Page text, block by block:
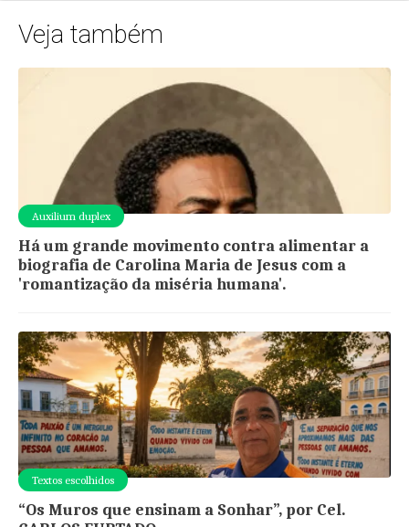
Veja também
Auxilium duplex
Há um grande movimento contra alimentar a
biografia de Carolina Maria de Jesus com a
'romantização da miséria humana'.
Textos escolhidos
“Os Muros que ensinam a Sonhar”, por Cel.